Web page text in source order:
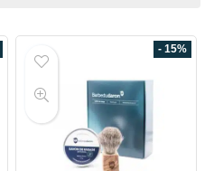
de rasage
- 15%